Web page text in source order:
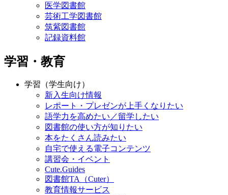
医学図書館
芸術工学図書館
筑紫図書館
記録資料館
学習・教育
学習（学生向け）
新入生向け情報
レポート・プレゼンが上手くなりたい
語学力を高めたい／留学したい
図書館の使い方が知りたい
本をたくさん読みたい
自宅で使える電子コンテンツ
講習会・イベント
Cute.Guides
図書館TA（Cuter）
教育情報サービス